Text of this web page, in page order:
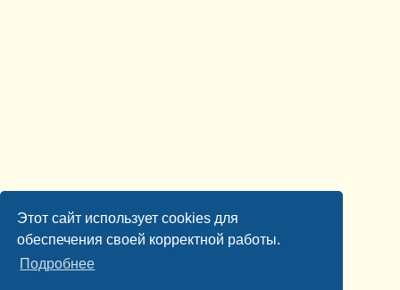
Этот сайт использует cookies для
обеспечения своей корректной работы.
Подробнее